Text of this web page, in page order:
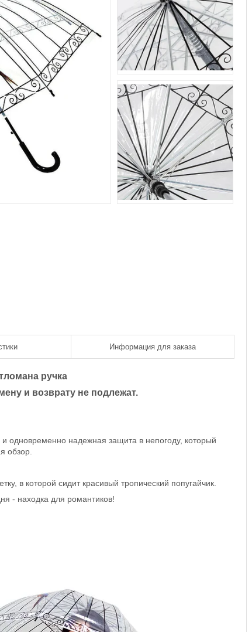
Информация для заказа
ручка
и возврату не подлежат.
одновременно надежная защита в непогоду, который
обзор.
в которой сидит красивый тропический попугайчик.
- находка для романтиков!